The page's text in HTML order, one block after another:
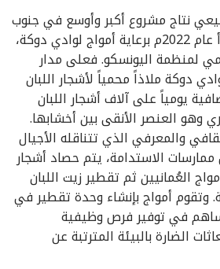
نتاج مشروع أكبر وأوسع في جنوب
سلطنة عُمان والذي بدأ عام 2022م برعاية أمواج لوادي دوكة،
لمنظمة اليونسكو. فعلى مدار
دوكة ملاذاً محمياً لأشجار اللبان
يومياً على آلاف أشجار اللبان
وهو العنصر الأنقى بين أخشابها.
والمعرفي الذي تتناقله الأجيال
الاستدامة، يتم حصاد أشجار
العُمانيين ثم تقطير زيت اللبان
وتقوم أمواج بإنشاء وحدة تقطير في
في توفير فرص وظيفية
الضارة بالبيئة المترتبة عن